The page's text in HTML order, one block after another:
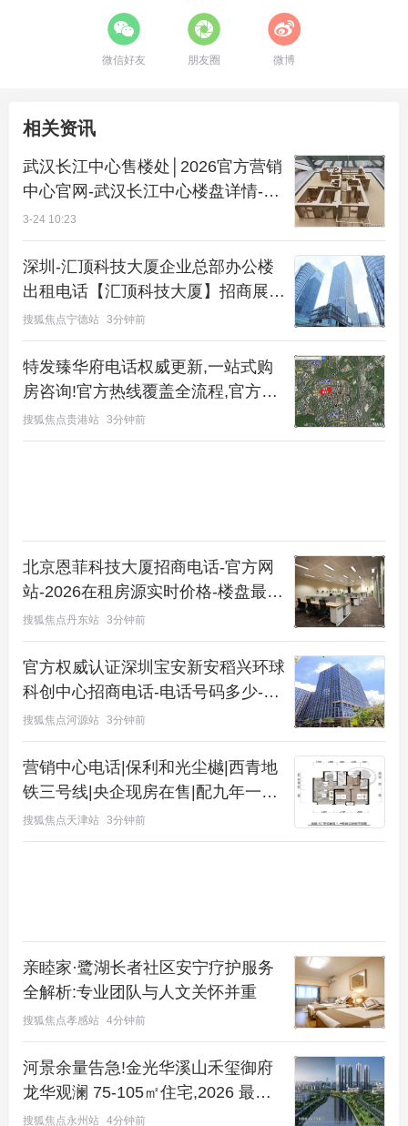
微信好友 朋友圈 微博
相关资讯
武汉长江中心售楼处│2026官方营销
中心官网-武汉长江中心楼盘详情-价
格/户型图/地址/配套/交房时间/咨询
电话/前台客服电话
3-24 10:23
深圳-汇顶科技大厦企业总部办公楼
出租电话【汇顶科技大厦】招商展厅
看房预约
搜狐焦点宁德站 3分钟前
特发臻华府电话权威更新,一站式购
房咨询!官方热线覆盖全流程,官方唯
一热线正式公示规避购房骚扰风险
搜狐焦点贵港站 3分钟前
北京恩菲科技大厦招商电话-官方网
站-2026在租房源实时价格-楼盘最新
详情-租赁中心欢迎您
搜狐焦点丹东站 3分钟前
官方权威认证深圳宝安新安稻兴环球
科创中心招商电话-电话号码多少-物
业电话-招商中心电话-租赁中心电话-
写字楼电话-办公室电话 2026年8月
搜狐焦点河源站 3分钟前
营销中心电话|保利和光尘樾|西青地
铁三号线|央企现房在售|配九年一贯
制
搜狐焦点天津站 3分钟前
亲睦家·鹭湖长者社区安宁疗护服务
全解析:专业团队与人文关怀并重
搜狐焦点孝感站 4分钟前
河景余量告急!金光华溪山禾玺御府
龙华观澜 75‑105㎡住宅,2026 最新
折扣房源交房详情查询!
搜狐焦点永州站 4分钟前